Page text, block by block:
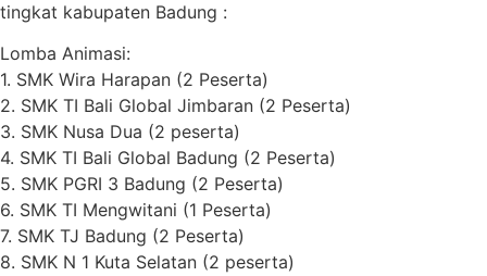
tingkat kabupaten Badung :
Lomba Animasi:
1. SMK Wira Harapan (2 Peserta)
2. SMK TI Bali Global Jimbaran (2 Peserta)
3. SMK Nusa Dua (2 peserta)
4. SMK TI Bali Global Badung (2 Peserta)
5. SMK PGRI 3 Badung (2 Peserta)
6. SMK TI Mengwitani (1 Peserta)
7. SMK TJ Badung (2 Peserta)
8. SMK N 1 Kuta Selatan (2 peserta)